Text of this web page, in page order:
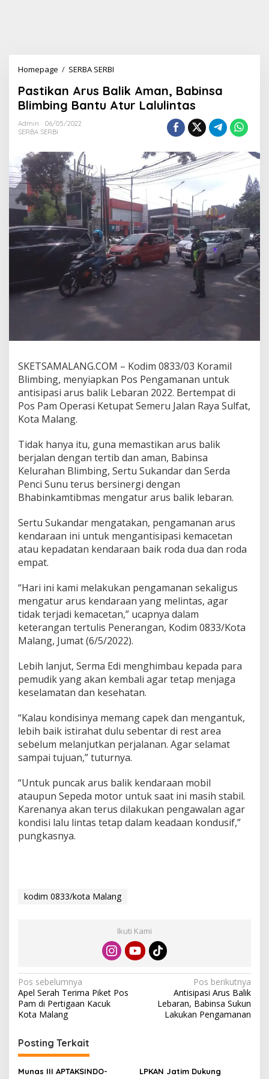
Homepage / SERBA SERBI
s
t
u
s
B
a
l
i
k
A
m
a
n
b
i
s
a
B
l
i
n
g
B
a
t
A
t
u
l
u
l
n
t
s
Pastikan Arus Balik Aman, Babinsa
Blimbing Bantu Atur Lalulintas
Admin
06/05/2022
SERBA SERBI
SKETSAMALANG.COM – Kodim 0833/03 Koramil
Blimbing, menyiapkan Pos Pengamanan untuk
antisipasi arus balik Lebaran 2022. Bertempat di
Pos Pam Operasi Ketupat Semeru Jalan Raya Sulfat,
Kota Malang.
Tidak hanya itu, guna memastikan arus balik
berjalan dengan tertib dan aman, Babinsa
Kelurahan Blimbing, Sertu Sukandar dan Serda
Penci Sunu terus bersinergi dengan
Bhabinkamtibmas mengatur arus balik lebaran.
Sertu Sukandar mengatakan, pengamanan arus
kendaraan ini untuk mengantisipasi kemacetan
atau kepadatan kendaraan baik roda dua dan roda
empat.
“Hari ini kami melakukan pengamanan sekaligus
mengatur arus kendaraan yang melintas, agar
tidak terjadi kemacetan,” ucapnya dalam
keterangan tertulis Penerangan, Kodim 0833/Kota
Malang, Jumat (6/5/2022).
Lebih lanjut, Serma Edi menghimbau kepada para
pemudik yang akan kembali agar tetap menjaga
keselamatan dan kesehatan.
“Kalau kondisinya memang capek dan mengantuk,
lebih baik istirahat dulu sebentar di rest area
sebelum melanjutkan perjalanan. Agar selamat
sampai tujuan,” tuturnya.
“Untuk puncak arus balik kendaraan mobil
ataupun Sepeda motor untuk saat ini masih stabil.
Karenanya akan terus dilakukan pengawalan agar
kondisi lalu lintas tetap dalam keadaan kondusif,”
pungkasnya.
kodim 0833/kota Malang
Ikuti Kami
N
a
v
i
g
a
Pos sebelumnya
Apel Serah Terima Piket Pos
Pam di Pertigaan Kacuk
Kota Malang
Pos berikutnya
Antisipasi Arus Balik
Lebaran, Babinsa Sukun
Lakukan Pengamanan
Posting Terkait
Munas III APTAKSINDO-
LPKAN Jatim Dukung